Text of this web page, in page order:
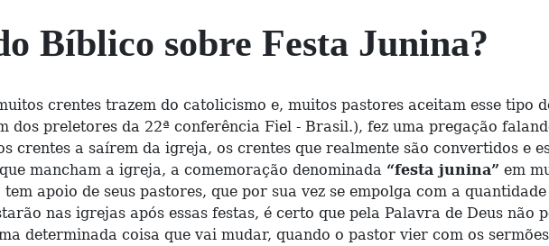
Bíblico sobre Festa Junina?
crentes trazem do catolicismo e, muitos pastores aceitam esse tipo
dos preletores da 22ª conferência Fiel - Brasil.), fez uma pregação
crentes a saírem da igreja, os crentes que realmente são convertidos e
mancham a igreja, a comemoração denominada “festa junina” em
apoio de seus pastores, que por sua vez se empolga com a
nas igrejas após essas festas, é certo que pela Palavra de Deus não
determinada coisa que vai mudar, quando o pastor vier com os